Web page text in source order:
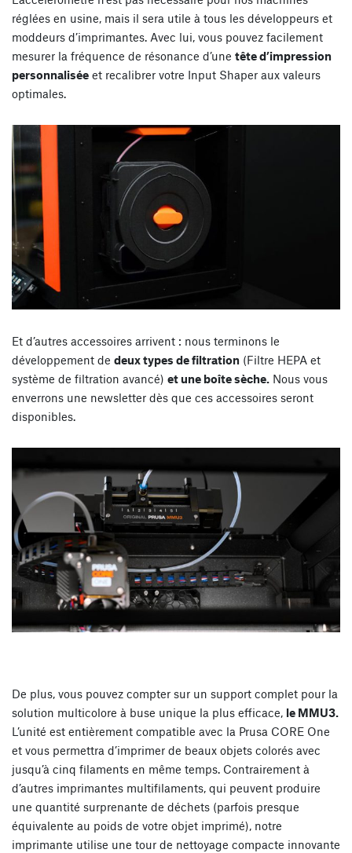
réglées en usine, mais il sera utile à tous les développeurs et
moddeurs d’imprimantes. Avec lui, vous pouvez facilement
mesurer la fréquence de résonance d’une tête d’impression
personnalisée et recalibrer votre Input Shaper aux valeurs
optimales.
Et d’autres accessoires arrivent : nous terminons le
développement de deux types de filtration (Filtre HEPA et
système de filtration avancé) et une boîte sèche. Nous vous
enverrons une newsletter dès que ces accessoires seront
disponibles.
De plus, vous pouvez compter sur un support complet pour la
solution multicolore à buse unique la plus efficace, le MMU3.
L’unité est entièrement compatible avec la Prusa CORE One
et vous permettra d’imprimer de beaux objets colorés avec
jusqu’à cinq filaments en même temps. Contrairement à
d’autres imprimantes multifilaments, qui peuvent produire
une quantité surprenante de déchets (parfois presque
équivalente au poids de votre objet imprimé), notre
imprimante utilise une tour de nettoyage compacte innovante